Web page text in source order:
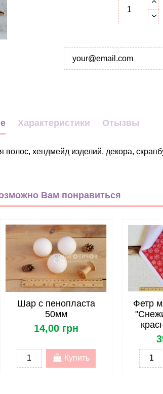
Характеристики Отызвы
хендмейд изделий, декора,
красный
25мм
Лента
С узором
Декоративная (с принтом)
Репсовая
Метражом
Вам понравиться
Шар с пенопласта
50мм
14,00 грн
Купить
Фетр